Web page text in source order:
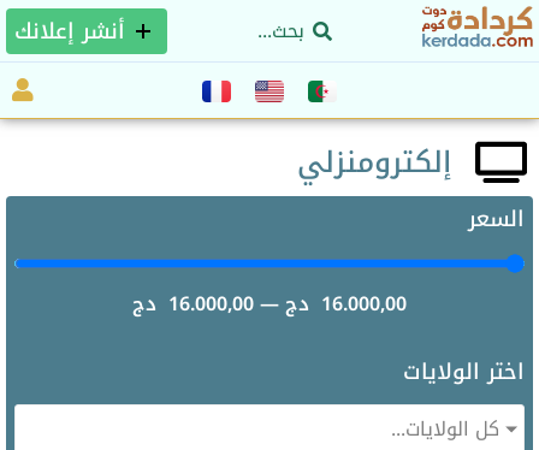
أنشر إعلانك
إلكترومنزلي
السعر
16.000,00 دج—
16.000,00 دج
اختر الولايات
كل الولايات...